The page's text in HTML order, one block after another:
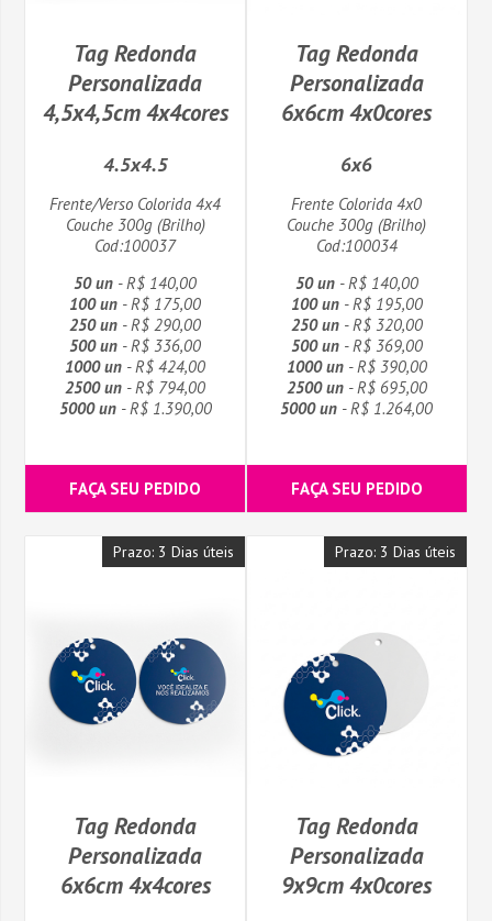
Tag Redonda
Personalizada
4,5x4,5cm 4x4cores
4.5x4.5
Frente/Verso Colorida 4x4
Couche 300g (Brilho)
Cod:100037
50 un - R$ 140,00
100 un - R$ 175,00
250 un - R$ 290,00
500 un - R$ 336,00
1000 un - R$ 424,00
2500 un - R$ 794,00
5000 un- R$ 1.390,00
FAÇA SEU PEDIDO
Tag Redonda
Personalizada
6x6cm 4x0cores
6x6
Frente Colorida 4x0
Couche 300g (Brilho)
Cod:100034
50 un- R$ 140,00
100 un- R$ 195,00
250 un- R$ 320,00
500 un- R$ 369,00
1000 un- R$ 390,00
2500 un- R$ 695,00
5000 un - R$ 1.264,00
FAÇA SEU PEDIDO
Prazo: 3 Dias úteis
Tag Redonda
Personalizada
6x6cm 4x4cores
Prazo: 3 Dias úteis
Tag Redonda
Personalizada
9x9cm 4x0cores